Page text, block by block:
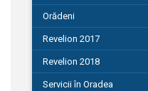
Orădeni
Revelion 2017
Revelion 2018
Servicii în Oradea